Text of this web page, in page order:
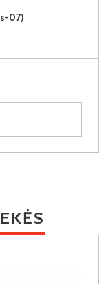
07)